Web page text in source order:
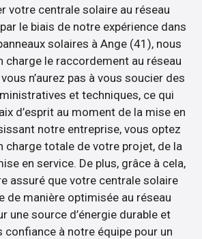
votre centrale solaire au réseau
le biais de notre expérience dans
solaires à Ange (41), nous
charge le raccordement au réseau
n’aurez pas à vous soucier des
et techniques, ce qui
d’esprit au moment de la mise en
notre entreprise, vous optez
charge totale de votre projet, de la
en service. De plus, grâce à cela,
assuré que votre centrale solaire
de manière optimisée au réseau
une source d’énergie durable et
confiance à notre équipe pour un